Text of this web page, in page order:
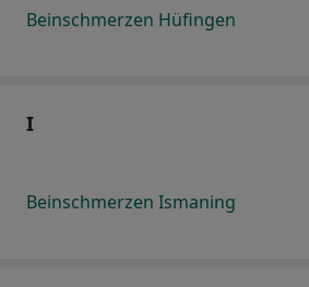
Beinschmerzen Hüfingen
I
Beinschmerzen Ismaning